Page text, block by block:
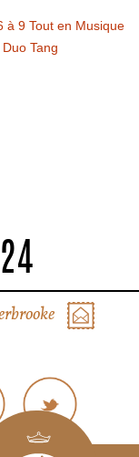
à 9 Tout en Musique
Tang